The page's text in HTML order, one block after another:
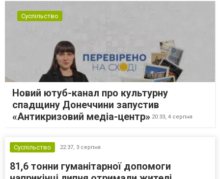
Суспільство
Новий ютуб-канал про культурну
спадщину Донеччини запустив
«Антикризовий медіа-центр» 20:33, 4 серпня
Суспільство 22:37, 3 серпня
81,6 тонни гуманітарної допомоги